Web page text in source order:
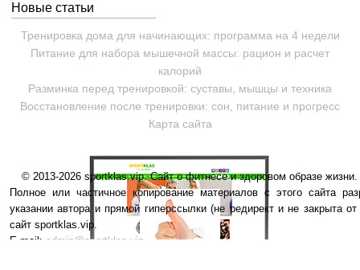
Новые статьи
Тренировка дома для начинающих: программа на 4 недели
Питание для набора мышечной массы: рацион и расчет
калорий
Разминка перед тренировкой: суставы, мышцы и техника
Восстановление после тренировки: сон, питание и прогресс
Карта сайта
© 2013-2026 sportklas.vip. Сайт о фитнесе и здоровом образе
Полное или частичное копирование материалов с этого сайта
указании автора и прямой гиперссылки (не редирект и не закрыта
сайт sportklas.vip.
E-mail: admin@sportklas.vip